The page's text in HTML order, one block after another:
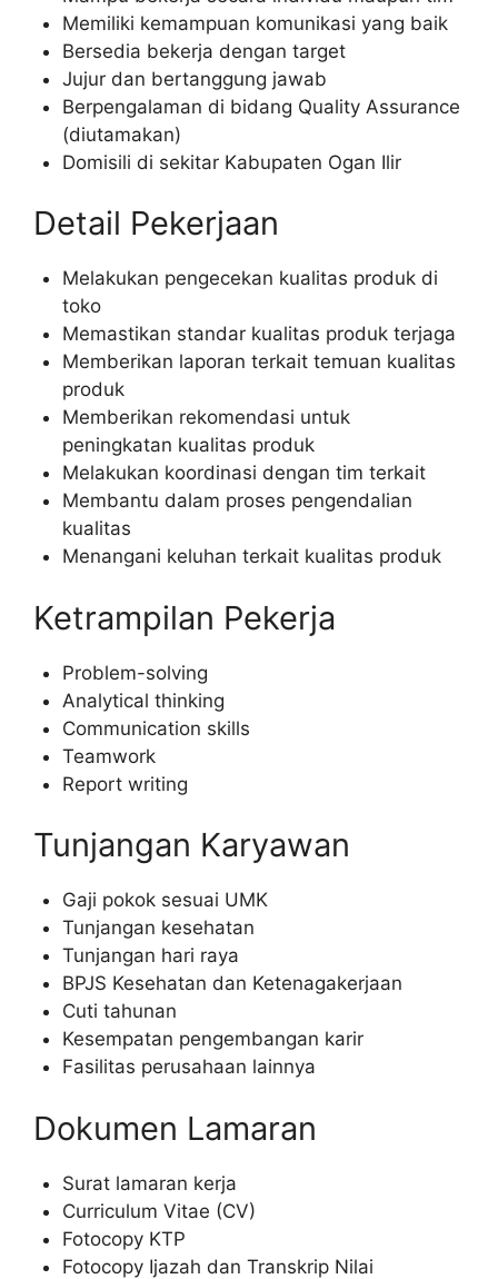
Memiliki kemampuan komunikasi yang baik
Bersedia bekerja dengan target
Jujur dan bertanggung jawab
Berpengalaman di bidang Quality Assurance
(diutamakan)
Domisili di sekitar Kabupaten Ogan Ilir
Detail Pekerjaan
Melakukan pengecekan kualitas produk di
toko
Memastikan standar kualitas produk terjaga
Memberikan laporan terkait temuan kualitas
produk
Memberikan rekomendasi untuk
peningkatan kualitas produk
Melakukan koordinasi dengan tim terkait
Membantu dalam proses pengendalian
kualitas
Menangani keluhan terkait kualitas produk
Ketrampilan Pekerja
Problem-solving
Analytical thinking
Communication skills
Teamwork
Report writing
Tunjangan Karyawan
Gaji pokok sesuai UMK
Tunjangan kesehatan
Tunjangan hari raya
BPJS Kesehatan dan Ketenagakerjaan
Cuti tahunan
Kesempatan pengembangan karir
Fasilitas perusahaan lainnya
Dokumen Lamaran
Surat lamaran kerja
Curriculum Vitae (CV)
Fotocopy KTP
Fotocopy Ijazah dan Transkrip Nilai